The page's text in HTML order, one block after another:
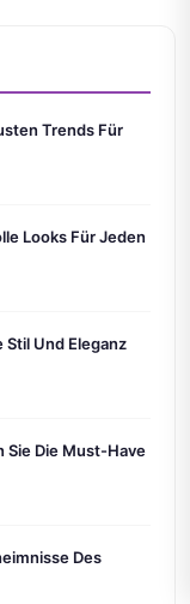
Trends Für
Looks Für Jeden
Stil Und Eleganz
Sie Die Must-Have
Des